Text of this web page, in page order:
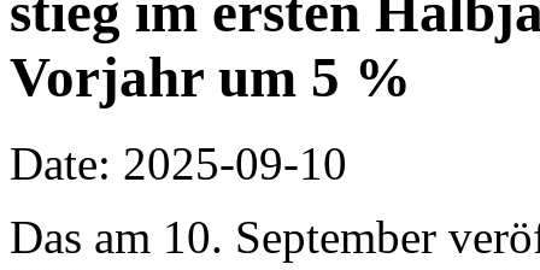
Vorjahr um 5 %
Date: 2025-09-10
Das am 10. September